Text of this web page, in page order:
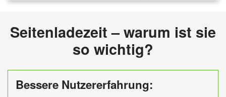
Seitenladezeit – warum ist sie
so wichtig?
Bessere Nutzererfahrung: